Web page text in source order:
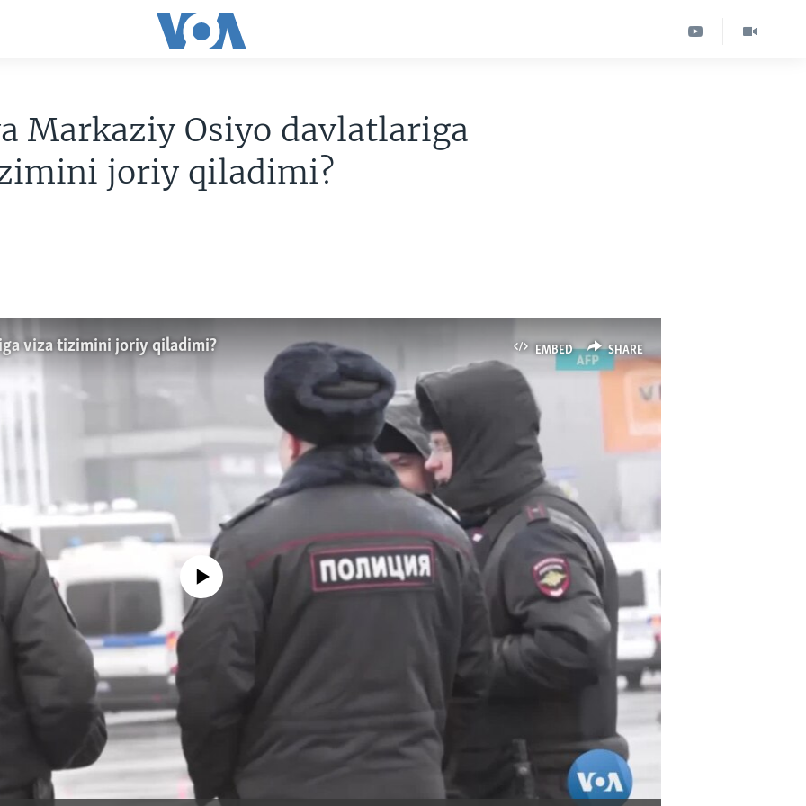
Markaziy Osiyo davlatlariga
joriy qiladimi?
EMBED SHARE
viza tizimini joriy qiladimi?
No media source currently available